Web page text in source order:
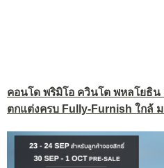
คอนโด พริมิโอ ควินโต พหลโยธิ
ตกแต่งครบ Fully-Furnish ใกล้